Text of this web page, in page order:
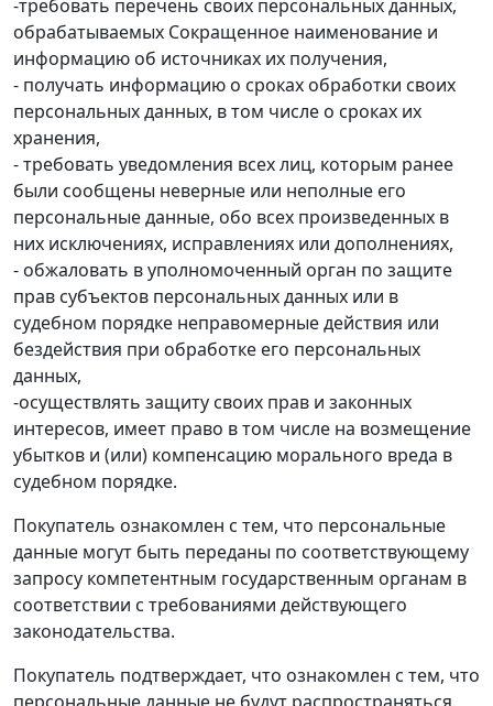
-требовать перечень своих персональных данных,
обрабатываемых Сокращенное наименование и
информацию об источниках их получения,
- получать информацию о сроках обработки своих
персональных данных, в том числе о сроках их
хранения,
- требовать уведомления всех лиц, которым ранее
были сообщены неверные или неполные его
персональные данные, обо всех произведенных в
них исключениях, исправлениях или дополнениях,
- обжаловать в уполномоченный орган по защите
прав субъектов персональных данных или в
судебном порядке неправомерные действия или
бездействия при обработке его персональных
данных,
-осуществлять защиту своих прав и законных
интересов, имеет право в том числе на возмещение
убытков и (или) компенсацию морального вреда в
судебном порядке.
Покупатель ознакомлен с тем, что персональные
данные могут быть переданы по соответствующему
запросу компетентным государственным органам в
соответствии с требованиями действующего
законодательства.
Покупатель подтверждает, что ознакомлен с тем, что